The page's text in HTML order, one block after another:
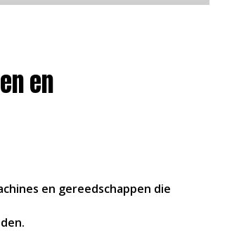
en
en gereedschappen die